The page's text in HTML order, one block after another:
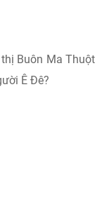
Buôn Ma Thuột
Ê Đê?